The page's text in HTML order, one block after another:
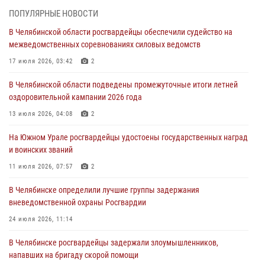
На Южном Урале спецназ Росгвардии провел военно-полевые
Росгвардейцы задержали трёх магазинных воров в Челябинске
На Южном Урале сотрудники Росгвардии задержали
подозреваемого в совершении убийства
В Челябинской области росгвардейцами по горячим следам
задержан подозреваемый в грабеже
ПОПУЛЯРНЫЕ НОВОСТИ
В Челябинской области росгвардейцы обеспечили судейство на
межведомственных соревнованиях силовых ведомств
17 июля 2026, 03:42 2
В Челябинской области подведены промежуточные итоги летней
оздоровительной кампании 2026 года
13 июля 2026, 04:08 2
На Южном Урале росгвардейцы удостоены государственных наград
и воинских званий
11 июля 2026, 07:57 2
В Челябинске определили лучшие группы задержания
вневедомственной охраны Росгвардии
24 июля 2026, 11:14
В Челябинске росгвардейцы задержали злоумышленников,
напавших на бригаду скорой помощи